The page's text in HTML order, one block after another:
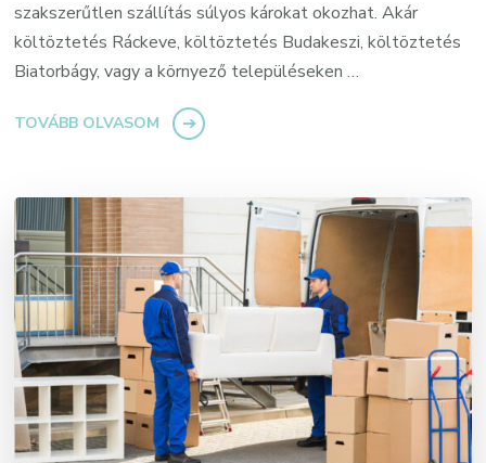
szakszerűtlen szállítás súlyos károkat okozhat. Akár
költöztetés Ráckeve, költöztetés Budakeszi, költöztetés
Biatorbágy, vagy a környező településeken …
TOVÁBB OLVASOM